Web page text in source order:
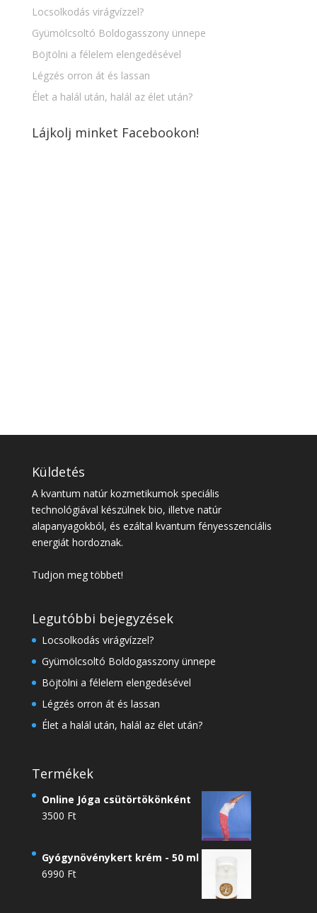
Locsolkodás virágvízzel?
Gyümölcsoltó Boldogasszony ünnepe
Böjtölni a félelem elengedésével
Légzés orron át és lassan
Élet a halál után, halál az élet után?
Lájkolj minket Facebookon!
Küldetés
A kvantum natúr kozmetikumok speciális
technológiával készülnek bio, illetve natúr
alapanyagokból, és ezáltal kvantum fényesszenciális
energiát hordoznak.
Tudjon meg többet!
Legutóbbi bejegyzések
Locsolkodás virágvízzel?
Gyümölcsoltó Boldogasszony ünnepe
Böjtölni a félelem elengedésével
Légzés orron át és lassan
Élet a halál után, halál az élet után?
Termékek
Online Jóga csütörtökönként
3500 Ft
Gyógynövénykert krém - 50 ml
6990 Ft